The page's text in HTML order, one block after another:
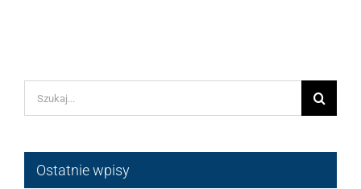
Szukaj
Ostatnie wpisy